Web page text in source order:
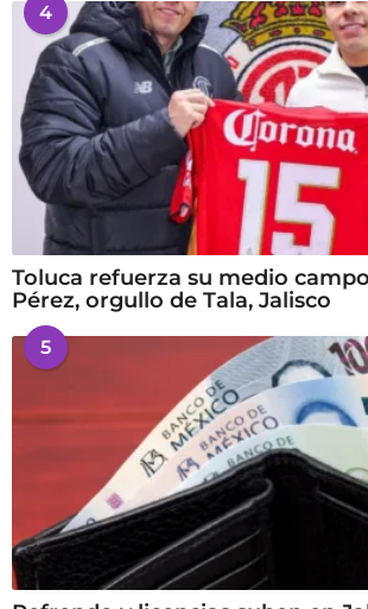
4
Toluca refuerza su medio
Pérez, orgullo de Tala, Jalisco
5